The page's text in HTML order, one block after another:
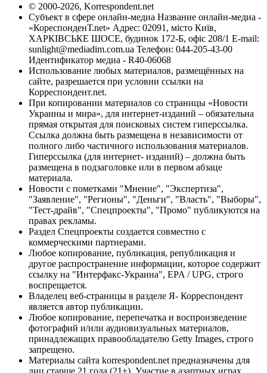
© 2000-2026, Korrespondent.net
Субъект в сфере онлайн-медиа Название онлайн-медиа -
«КореспонденТ.net» Адрес: 02091, місто Київ,
ХАРКІВСЬКЕ ШОСЕ, будинок 172-Б, офіс 208/1 E-mail:
sunlight@mediadim.com.ua Телефон: 044-205-43-00
Идентификатор медиа - R40-06068
Использование любых материалов, размещённых на
сайте, разрешается при условии ссылки на
Корреспондент.net.
При копировании материалов со страницы «Новости
Украины и мира», для интернет-изданий – обязательна
прямая открытая для поисковых систем гиперссылка.
Ссылка должна быть размещена в независимости от
полного либо частичного использования материалов.
Гиперссылка (для интернет- изданий) – должна быть
размещена в подзаголовке или в первом абзаце
материала.
Новости с пометками "Мнение", "Экспертиза",
"Заявление", "Регионы", "Деньги", "Власть", "Выборы",
"Тест-драйв", "Спецпроекты", "Промо" публикуются на
правах рекламы.
Раздел Спецпроекты создается совместно с
коммерческими партнерами.
Любое копирование, публикация, републикация и
другое распространение информации, которое содержит
ссылку на "Интерфакс-Украина", EPA / UPG, строго
воспрещается.
Владелец веб-страницы в разделе Я- Корреспондент
является автор публикации.
Любое копирование, перепечатка и воспроизведение
фотографий и/или аудиовизуальных материалов,
принадлежащих правообладателю Getty Images, строго
запрещено.
Материалы сайта korrespondent.net предназначены для
лиц старше 21 года (21+). Участие в азартных играх